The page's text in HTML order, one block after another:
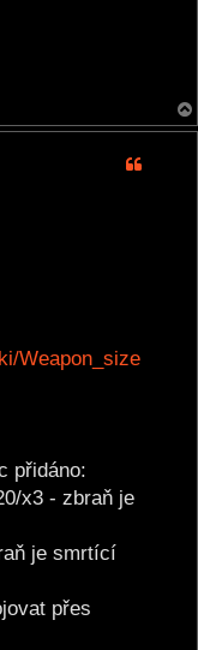
Weapon_size
přidáno:
x3 - zbraň je
je smrtící
přes